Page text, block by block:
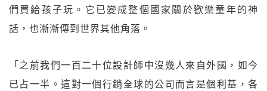
們買給孩子玩。它已變成整個國家關於歡樂童年的神
話，也漸漸傳到世界其他角落。
「之前我們一百二十位設計師中沒幾人來自外國，如今
已占一半。這對一個行銷全球的公司而言是個利基，各